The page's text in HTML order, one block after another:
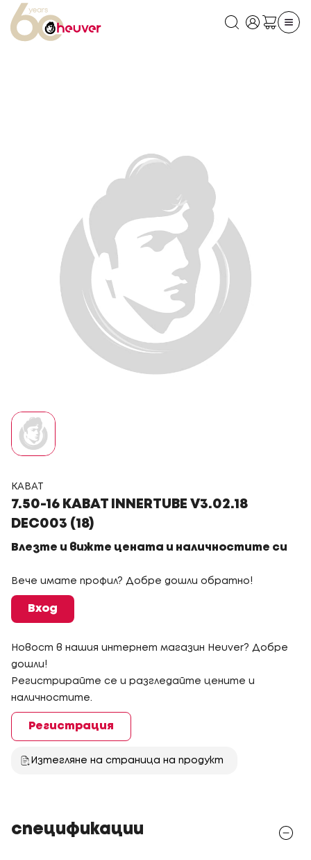
KABAT
7.50-16 KABAT INNERTUBE V3.02.18
DEC003 (18)
Влезте и вижте цената и наличностите си
Вече имате профил? Добре дошли обратно!
Вход
Новост в нашия интернет магазин Heuver? Добре
дошли!
Регистрирайте се и разгледайте цените и
наличностите.
Регистрация
Изтегляне на страница на продукт
спецификации